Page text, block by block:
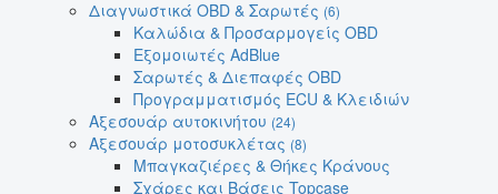
Διαγνωστικά OBD & Σαρωτές (6)
Καλώδια & Προσαρμογείς OBD
Εξομοιωτές AdBlue
Σαρωτές & Διεπαφές OBD
Προγραμματισμός ECU & Κλειδιών
Αξεσουάρ αυτοκινήτου (24)
Αξεσουάρ μοτοσυκλέτας (8)
Μπαγκαζιέρες & Θήκες Κράνους
Σχάρες και Βάσεις Topcase